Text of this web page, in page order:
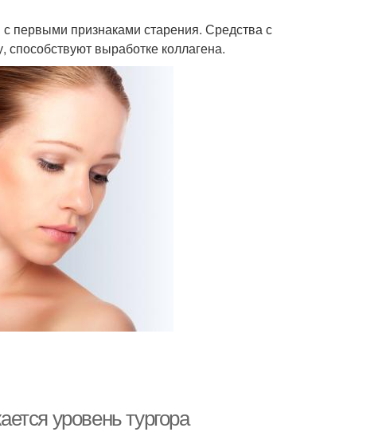
с первыми признаками старения. Средства с
выработке коллагена.
уровень тургора